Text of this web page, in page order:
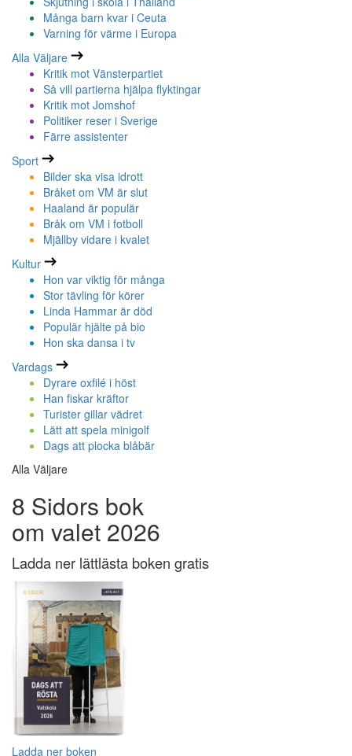
Många barn kvar i Ceuta
Varning för värme i Europa
Alla Väljare
Kritik mot Vänsterpartiet
Så vill partierna hjälpa flyktingar
Kritik mot Jomshof
Politiker reser i Sverige
Färre assistenter
Sport
Bilder ska visa idrott
Bråket om VM är slut
Haaland är populär
Bråk om VM i fotboll
Mjällby vidare i kvalet
Kultur
Hon var viktig för många
Stor tävling för körer
Linda Hammar är död
Populär hjälte på bio
Hon ska dansa i tv
Vardags
Dyrare oxfilé i höst
Han fiskar kräftor
Turister gillar vädret
Lätt att spela minigolf
Dags att plocka blåbär
Alla Väljare
8 Sidors bok
om valet 2026
Ladda ner lättlästa boken gratis
Ladda ner boken